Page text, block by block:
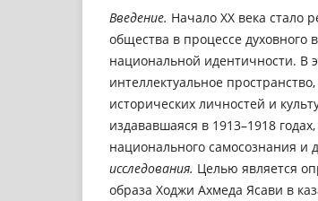
Введение. Начало XX века стало
общества в процессе
национальной идентичности. В
интеллектуальное
исторических личностей и
издававшаяся в 1913–1918
национального самосознания и
исследования. Целью является
образа Ходжи Ахмеда Ясави в